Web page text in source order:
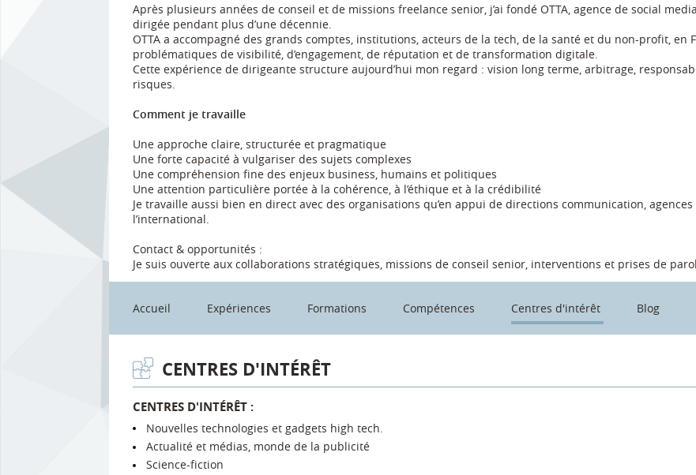
Après plusieurs années de conseil et de missions freelance senior, j’ai fondé OTTA, agence de social
dirigée pendant plus d’une décennie.
OTTA a accompagné des grands comptes, institutions, acteurs de la tech, de la santé et du non-profit, en
problématiques de visibilité, d’engagement, de réputation et de transformation digitale.
Cette expérience de dirigeante structure aujourd’hui mon regard : vision long terme, arbitrage,
risques.
Comment je travaille
Une approche claire, structurée et pragmatique
Une forte capacité à vulgariser des sujets complexes
Une compréhension fine des enjeux business, humains et politiques
Une attention particulière portée à la cohérence, à l’éthique et à la crédibilité
Je travaille aussi bien en direct avec des organisations qu’en appui de directions communication,
l’international.
Contact & opportunités :
Je suis ouverte aux collaborations stratégiques, missions de conseil senior, interventions et prises de
Accueil Expériences Formations Compétences Centres d'intérêt Blog
CENTRES D'INTÉRÊT
CENTRES D'INTÉRÊT :
Nouvelles technologies et gadgets high tech.
Actualité et médias, monde de la publicité
Science-fiction